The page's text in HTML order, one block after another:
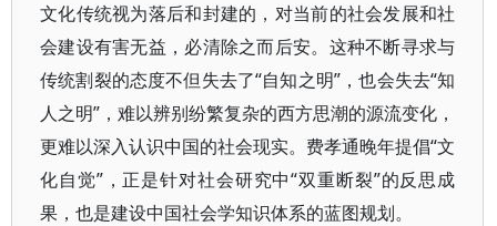
文化传统视为落后和封建的，对当前的社会发展和社
会建设有害无益，必清除之而后安。这种不断寻求与
传统割裂的态度不但失去了“自知之明”，也会失去“知
人之明”，难以辨别纷繁复杂的西方思潮的源流变化，
更难以深入认识中国的社会现实。费孝通晚年提倡“文
化自觉”，正是针对社会研究中“双重断裂”的反思成
果，也是建设中国社会学知识体系的蓝图规划。